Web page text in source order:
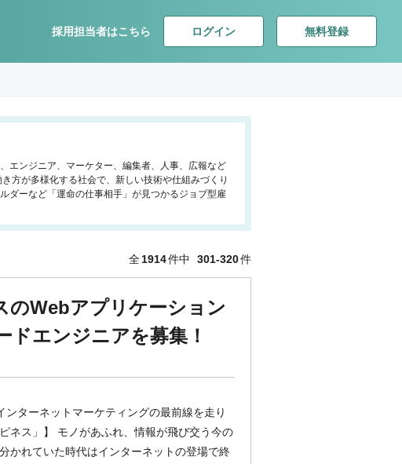
採用担当者はこちら ログイン 無料登録
エンジニア、マーケター、編集者、人事、広報など
方が多様化する社会で、新しい技術や仕組みづくり
ダーなど「運命の仕事相手」が見つかるジョブ型雇
全1914件中 301-320件
のWebアプリケーション
ドエンジニアを募集！
ターネットマーケティングの最前線を走り
ネス」】 モノがあふれ、情報が飛び交う今の
かれていた時代はインターネットの登場で終